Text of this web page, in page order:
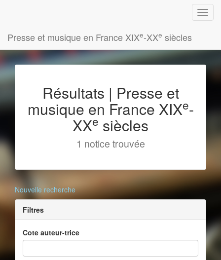
Presse et musique en France XIXe-XXe siècles
Résultats | Presse et
musique en France XIXe-
XXe siècles
1 notice trouvée
Nouvelle recherche
Filtres
Cote auteur-trice